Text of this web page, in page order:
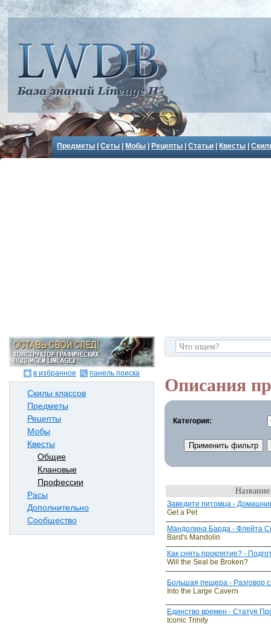
Предметы |Сеты Мобы Рецепты |Статьи Квесты |
в избранное панель поиска
Скилы классов
Предметы
Рецепты
Мобы
Квесты
Общие
Клановые
Профессии
Расы
Дополнительно
Сообщество
Описания
Категория:
Название
Заведите питомца -
Get a Pet
Мандолина Барда - Флейта
Bard's Mandolin
Как снять проклятие? -
Will the Seal be Broken?
Большая пещера - Разговор
Into the Large Cavern
Единство времен - Статуя
Iconic Trinity